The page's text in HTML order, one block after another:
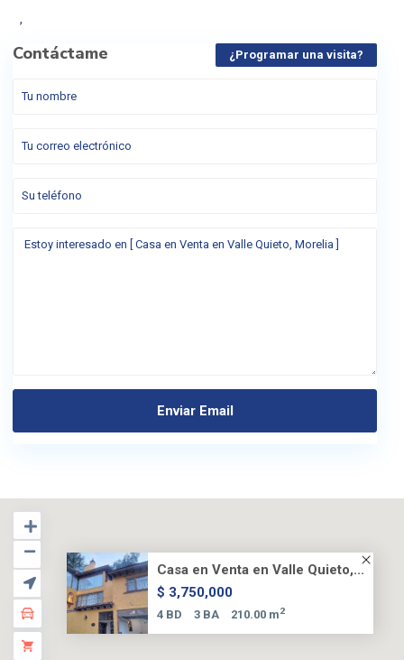
,
Contáctame ¿Programar una visita?
Casa en Venta en Valle Quieto,...
$ 3,750,000
4 BD 3 BA 210.00 m2